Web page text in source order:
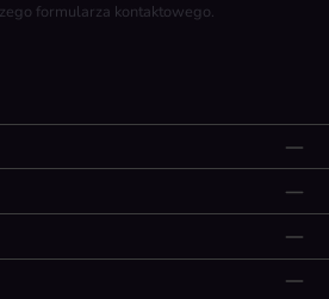
formularza kontaktowego.